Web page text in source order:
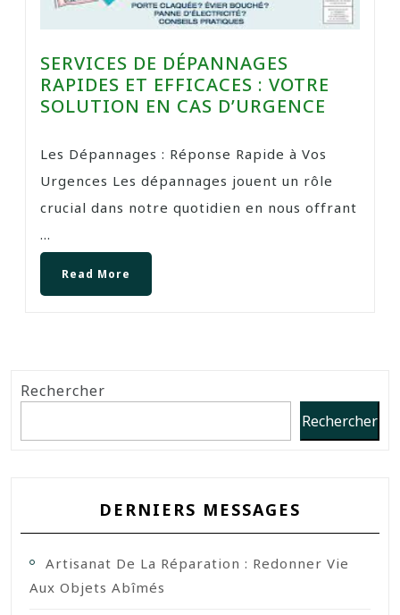
SERVICES DE DÉPANNAGES
RAPIDES ET EFFICACES : VOTRE
SOLUTION EN CAS D’URGENCE
Les Dépannages : Réponse Rapide à Vos
Urgences Les dépannages jouent un rôle
crucial dans notre quotidien en nous offrant
...
Read More
Rechercher
Rechercher
DERNIERS MESSAGES
Artisanat De La Réparation : Redonner Vie
Aux Objets Abîmés